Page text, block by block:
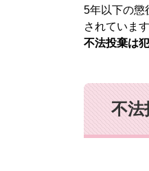
5年以下の懲
されています
不法投棄は犯
不法